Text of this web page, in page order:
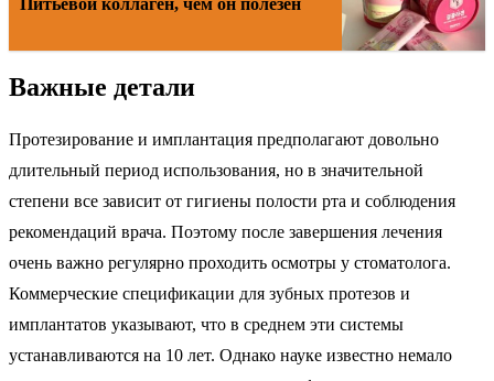
Важные детали
Протезирование и имплантация предполагают довольно
длительный период использования, но в значительной
степени все зависит от гигиены полости рта и соблюдения
рекомендаций врача. Поэтому после завершения лечения
очень важно регулярно проходить осмотры у стоматолога.
Коммерческие спецификации для зубных протезов и
имплантатов указывают, что в среднем эти системы
устанавливаются на 10 лет. Однако науке известно немало